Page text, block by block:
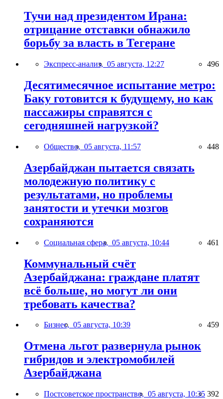
Тучи над президентом Ирана:
отрицание отставки обнажило
борьбу за власть в Тегеране
Экспресс-анализ, 05 августа, 12:27 496
Десятимесячное испытание метро:
Баку готовится к будущему, но как
пассажиры справятся с
сегодняшней нагрузкой?
Общество, 05 августа, 11:57 448
Азербайджан пытается связать
молодежную политику с
результатами, но проблемы
занятости и утечки мозгов
сохраняются
Социальная сфера, 05 августа, 10:44 461
Коммунальный счёт
Азербайджана: граждане платят
всё больше, но могут ли они
требовать качества?
Бизнес, 05 августа, 10:39 459
Отмена льгот развернула рынок
гибридов и электромобилей
Азербайджана
Постсоветское пространство, 05 августа, 10:35 392